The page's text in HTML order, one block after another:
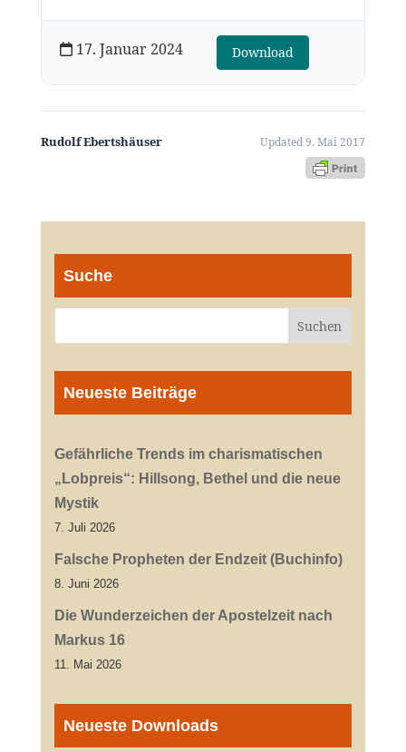
17. Januar 2024 Download
Rudolf Ebertshäuser Updated 9. Mai 2017
Suche
Neueste Beiträge
Gefährliche Trends im charismatischen
„Lobpreis“: Hillsong, Bethel und die neue
Mystik
7. Juli 2026
Falsche Propheten der Endzeit (Buchinfo)
8. Juni 2026
Die Wunderzeichen der Apostelzeit nach
Markus 16
11. Mai 2026
Neueste Downloads